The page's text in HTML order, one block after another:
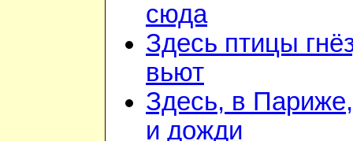
сюда
Здесь птицы
вьют
Здесь, в
и дожди